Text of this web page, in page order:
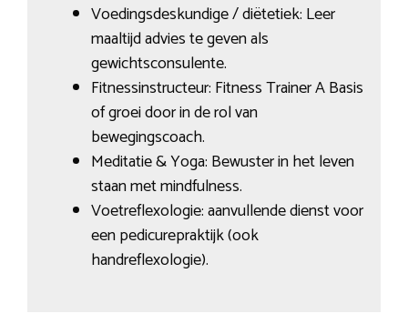
Voedingsdeskundige / diëtetiek: Leer
maaltijd advies te geven als
gewichtsconsulente.
Fitnessinstructeur: Fitness Trainer A Basis
of groei door in de rol van
bewegingscoach.
Meditatie & Yoga: Bewuster in het leven
staan met mindfulness.
Voetreflexologie: aanvullende dienst voor
een pedicurepraktijk (ook
handreflexologie).